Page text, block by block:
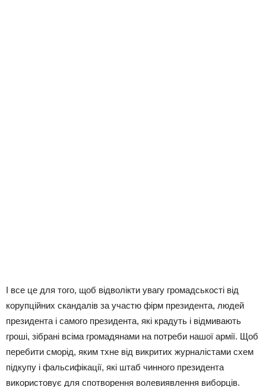
І все це для того, щоб відволікти увагу громадськості від
корупційних скандалів за участю фірм президента, людей
президента і самого президента, які крадуть і відмивають
гроші, зібрані всіма громадянами на потреби нашої армії. Щоб
перебити сморід, яким тхне від викритих журналістами схем
підкупу і фальсифікації, які штаб чинного президента
використовує для спотворення волевиявлення виборців.